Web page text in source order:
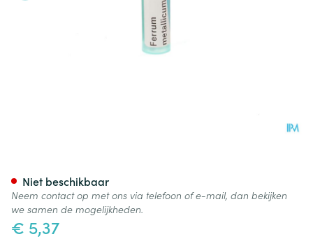
€ 5,37
Niet beschikbaar
Neem contact op met ons via telefoon of e-mail, dan bekijken
we samen de mogelijkheden.